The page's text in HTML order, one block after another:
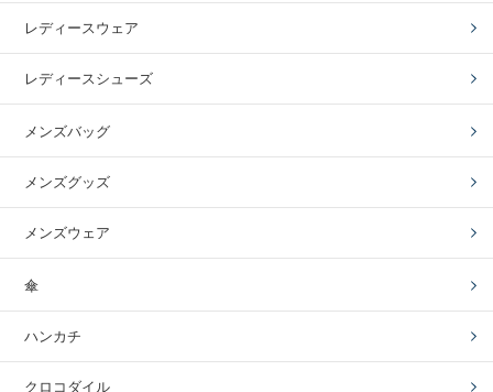
レディースウェア
レディースシューズ
メンズバッグ
メンズグッズ
メンズウェア
傘
ハンカチ
クロコダイル